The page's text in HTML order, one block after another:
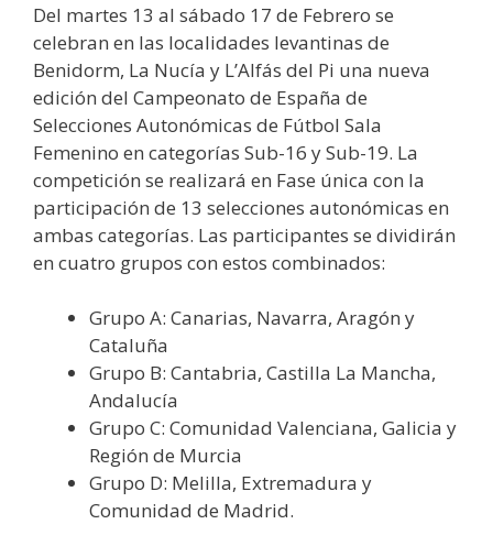
Del martes 13 al sábado 17 de Febrero se
celebran en las localidades levantinas de
Benidorm, La Nucía y L’Alfás del Pi una nueva
edición del Campeonato de España de
Selecciones Autonómicas de Fútbol Sala
Femenino en categorías Sub-16 y Sub-19. La
competición se realizará en Fase única con la
participación de 13 selecciones autonómicas en
ambas categorías. Las participantes se dividirán
en cuatro grupos con estos combinados:
Grupo A: Canarias, Navarra, Aragón y
Cataluña
Grupo B: Cantabria, Castilla La Mancha,
Andalucía
Grupo C: Comunidad Valenciana, Galicia y
Región de Murcia
Grupo D: Melilla, Extremadura y
Comunidad de Madrid.